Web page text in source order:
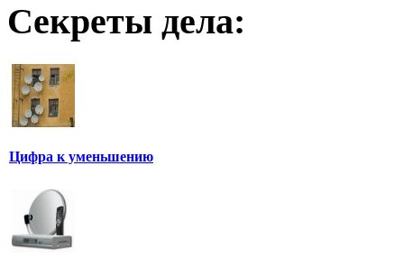
Секреты дела:
Цифра к уменьшению